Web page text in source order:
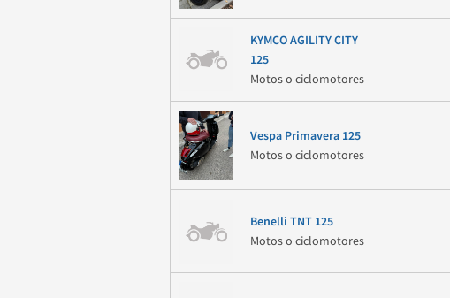
KYMCO AGILITY CITY
125
Motos o ciclomotores
Vespa Primavera 125
Motos o ciclomotores
Benelli TNT 125
Motos o ciclomotores